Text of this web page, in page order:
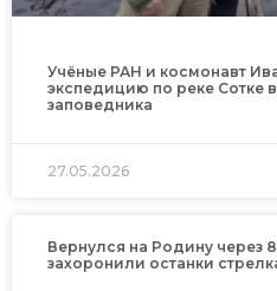
Учёные РАН и космонавт
экспедицию по реке Сотке
заповедника
27.05.2026
Вернулся на Родину через
захоронили останки